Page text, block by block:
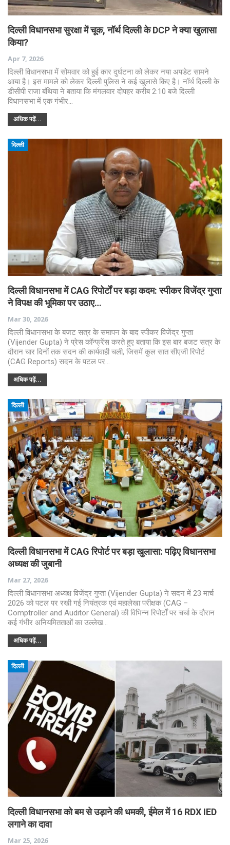
दिल्ली विधानसभा सुरक्षा में चूक, नॉर्थ दिल्ली के DCP ने क्या खुलासा
किया?
Apr 7, 2026
दिल्ली विधानसभा में सोमवार को हुई कार दुर्घटना को लेकर नया अपडेट सामने
आया है। इस मामले को लेकर दिल्ली पुलिस ने कई खुलासे किए है। नॉर्थ दिल्ली के
डीसीपी राजा बंथिया ने बताया कि मंगलवार दोपहर करीब 2:10 बजे दिल्ली
विधानसभा में एक गंभीर…
अधिक पढ़ें...
दिल्ली
दिल्ली विधानसभा में CAG रिपोर्टों पर बड़ा कदम: स्पीकर विजेंद्र गुप्ता
ने विपक्ष की भूमिका पर उठाए…
Mar 30, 2026
दिल्ली विधानसभा के बजट सत्र के समापन के बाद स्पीकर विजेंद्र गुप्ता
(Vijender Gupta) ने प्रेस कॉन्फ्रेंस करते हुए बताया कि इस बार बजट सत्र के
दौरान चार दिनों तक सदन की कार्यवाही चली, जिसमें कुल सात सीएजी रिपोर्ट
(CAG Reports) सदन के पटल पर…
अधिक पढ़ें...
दिल्ली
दिल्ली विधानसभा में CAG रिपोर्ट पर बड़ा खुलासा: पढ़िए विधानसभा
अध्यक्ष की जुबानी
Mar 27, 2026
दिल्ली विधानसभा अध्यक्ष विजेंद्र गुप्ता (Vijender Gupta) ने सदन में 23 मार्च
2026 को पटल पर रखी गई नियंत्रक एवं महालेखा परीक्षक (CAG –
Comptroller and Auditor General) की विभिन्न रिपोर्टों पर चर्चा के दौरान
कई गंभीर अनियमितताओं का उल्लेख…
अधिक पढ़ें...
दिल्ली
दिल्ली विधानसभा को बम से उड़ाने की धमकी, ईमेल में 16 RDX IED
लगाने का दावा
Mar 25, 2026